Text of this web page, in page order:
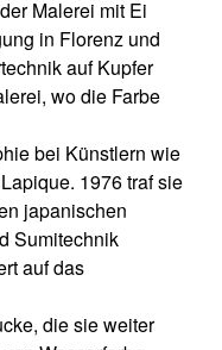
Malerei mit Ei
in Florenz und
auf Kupfer
wo die Farbe
bei Künstlern wie
1976 traf sie
japanischen
Sumitechnik
auf das
die sie weiter